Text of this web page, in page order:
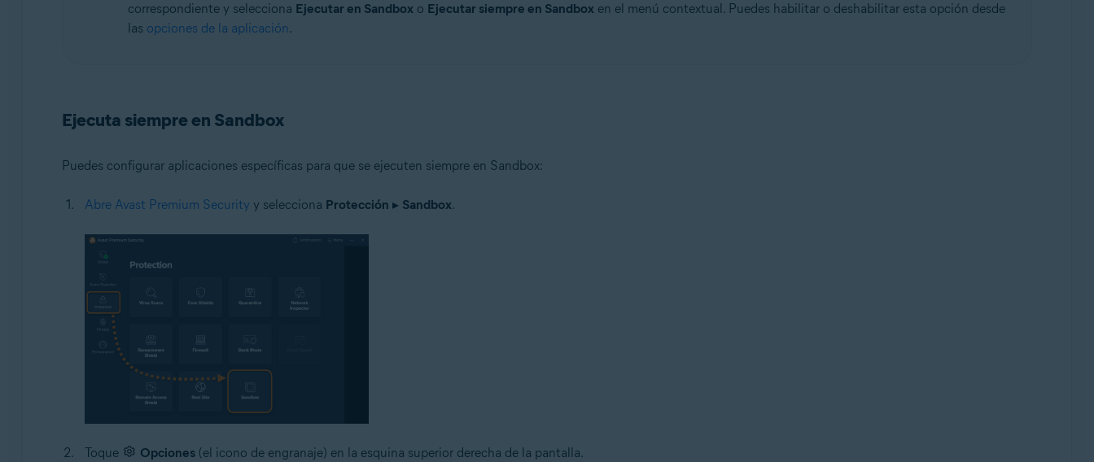
correspondiente y selecciona Ejecutar en Sandboxo Ejecutar siempre en Sandboxen el menú contextual. Puedes habilitar o deshabilitar esta opción desde
las opciones de la aplicación.
Ejecuta siempre en Sandbox
Puedes configurar aplicaciones específicas para que se ejecuten siempre en Sandbox:
Abre Avast Premium Security y selecciona Protección ▸ Sandbox.
Toque Opciones(el icono de engranaje) en la esquina superior derecha de la pantalla.